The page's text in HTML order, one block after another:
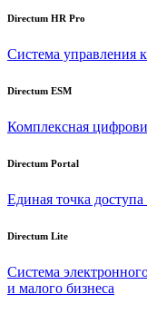
Directum HR Pro
Система управления
Directum ESM
Комплексная
Directum Portal
Единая точка
Directum Lite
Система
и малого бизнеса